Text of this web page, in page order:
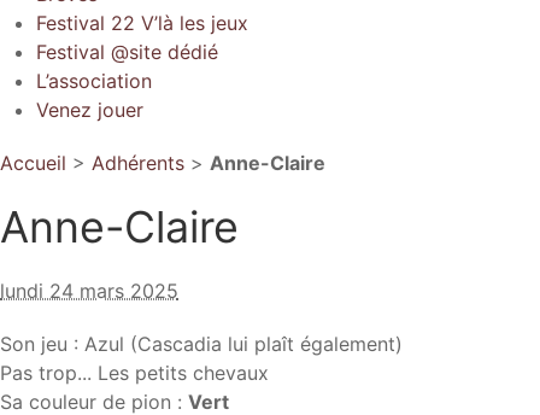
Festival 22 V’là les jeux
Festival @site dédié
L’association
Venez jouer
Accueil > Adhérents > Anne-Claire
Anne-Claire
lundi 24 mars 2025
Son jeu : Azul (Cascadia lui plaît également)
Pas trop... Les petits chevaux
Sa couleur de pion : Vert